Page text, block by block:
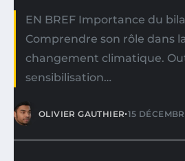
EN BREF Importance du
Comprendre son rôle dans
changement climatique.
sensibilisation…
OLIVIER GAUTHIER•15